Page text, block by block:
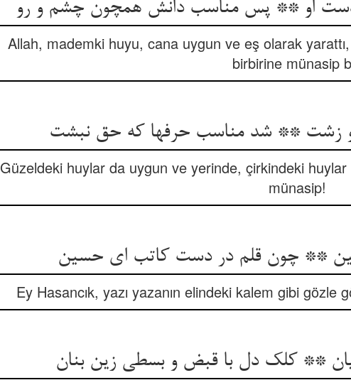
او ** پس مناسب دانش همچون چشم و رو
Allah, mademki huyu, cana uygun ve eş olarak
birbirine münasip
زشت ** شد مناسب حرفها که حق نبشت
Güzeldeki huylar da uygun ve yerinde, çirkindeki huylar
münasip!
** چون قلم در دست کاتب ای حسین
Ey Hasancık, yazı yazanın elindeki kalem gibi gözle
** کلک دل با قبض و بسطی زین بنان